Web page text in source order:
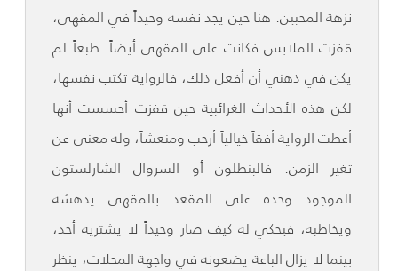
نزهة المحبين. هنا حين يجد نفسه وحيداً في المقهى،
قفزت الملابس فكانت على المقهى أيضاً. طبعاً لم
يكن في ذهني أن أفعل ذلك، فالرواية تكتب نفسها،
لكن هذه الأحداث الغرائبية حين قفزت أحسست أنها
أعطت الرواية أفقاً خيالياً أرحب ومنعشاً، وله معنى عن
تغير الزمن. فالبنطلون أو السروال الشارلستون
الموجود وحده على المقعد بالمقهى يدهشه
ويخاطبه، فيحكي له كيف صار وحيداً لا يشتريه أحد،
بينما لا يزال الباعة يضعونه في واجهة المحلات، ينظر